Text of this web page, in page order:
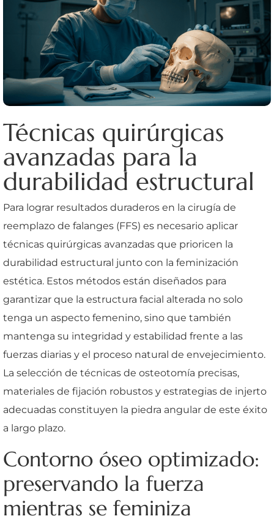
Técnicas quirúrgicas
avanzadas para la
durabilidad estructural
Para lograr resultados duraderos en la cirugía de
reemplazo de falanges (FFS) es necesario aplicar
técnicas quirúrgicas avanzadas que prioricen la
durabilidad estructural junto con la feminización
estética. Estos métodos están diseñados para
garantizar que la estructura facial alterada no solo
tenga un aspecto femenino, sino que también
mantenga su integridad y estabilidad frente a las
fuerzas diarias y el proceso natural de envejecimiento.
La selección de técnicas de osteotomía precisas,
materiales de fijación robustos y estrategias de injerto
adecuadas constituyen la piedra angular de este éxito
a largo plazo.
Contorno óseo optimizado:
preservando la fuerza
mientras se feminiza